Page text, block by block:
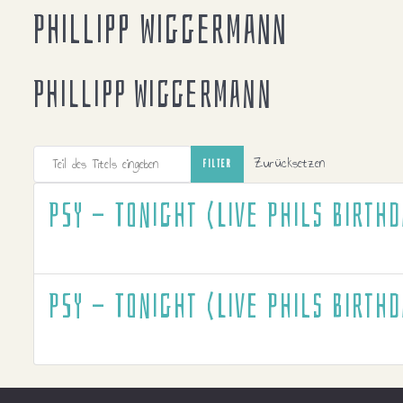
Phillipp Wiggermann
Phillipp Wiggermann
Teil des Titels eingeben
FILTER Zurücksetzen
PSY - Tonight (Live Phils
PSY - Tonight (Live Phils